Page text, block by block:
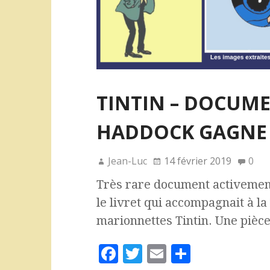
TINTIN –
HADDOCK
Jean-Luc 14 février 2019 0
Très rare document
le livret qui accompagnait à
marionnettes Tintin. Une
F T E P